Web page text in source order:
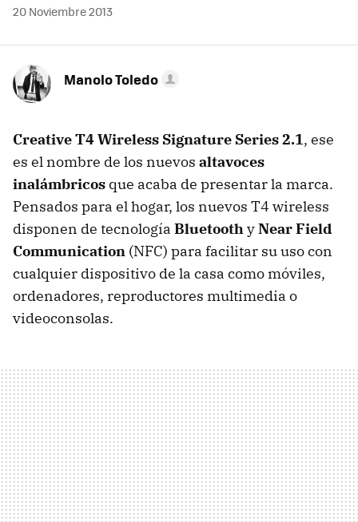
20 Noviembre 2013
Manolo Toledo
Creative T4 Wireless Signature Series 2.1, ese
es el nombre de los nuevos altavoces
inalámbricos que acaba de presentar la marca.
Pensados para el hogar, los nuevos T4 wireless
disponen de tecnología BluetoothyNear Field
Communication (NFC) para facilitar su uso con
cualquier dispositivo de la casa como móviles,
ordenadores, reproductores multimedia o
videoconsolas.